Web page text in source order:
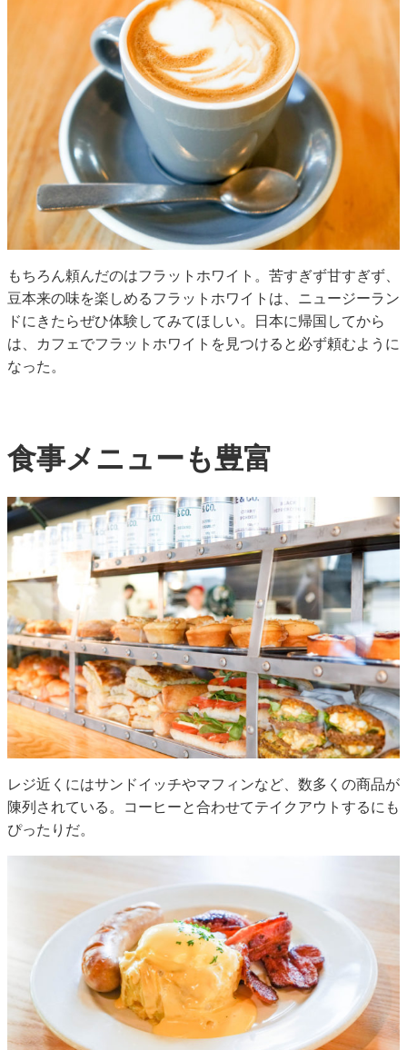
もちろん頼んだのはフラットホワイト。苦すぎず甘すぎず、
豆本来の味を楽しめるフラットホワイトは、ニュージーラン
ドにきたらぜひ体験してみてほしい。日本に帰国してから
は、カフェでフラットホワイトを見つけると必ず頼むように
なった。
食事メニューも豊富
レジ近くにはサンドイッチやマフィンなど、数多くの商品が
陳列されている。コーヒーと合わせてテイクアウトするにも
ぴったりだ。